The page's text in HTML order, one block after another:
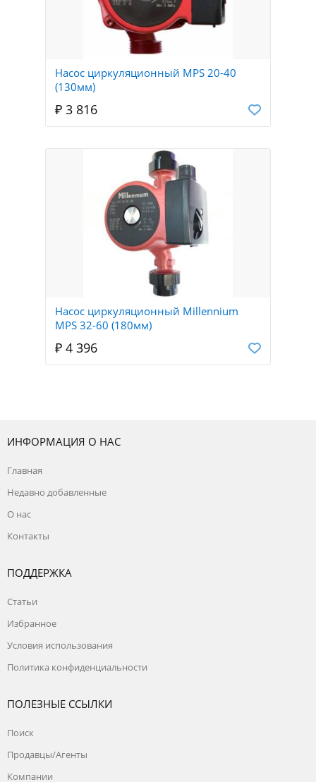
Насос циркуляционный MPS 20-40
(130мм)
₽ 3 816
Насос циркуляционный Millennium
MPS 32-60 (180мм)
₽ 4 396
ИНФОРМАЦИЯ О НАС
Главная
Недавно добавленные
О нас
Контакты
ПОДДЕРЖКА
Статьи
Избранное
Условия использования
Политика конфиденциальности
ПОЛЕЗНЫЕ ССЫЛКИ
Поиск
Продавцы/Агенты
Компании